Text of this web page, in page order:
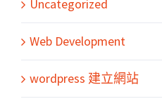
Uncategorized
Web Development
wordpress 建立網站